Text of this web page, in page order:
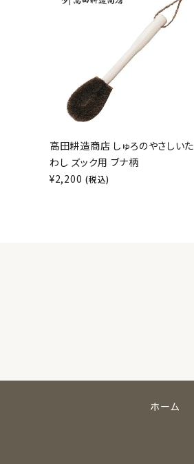
高田耕造商店 しゅろのやさしいた
わし ズック用 ブナ柄
¥2,200 (税込)
ホーム